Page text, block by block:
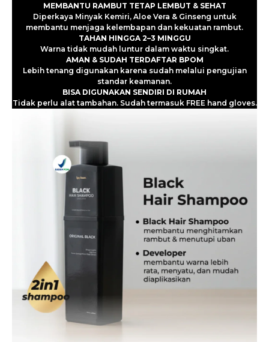
MEMBANTU RAMBUT TETAP LEMBUT & SEHAT
Diperkaya Minyak Kemiri, Aloe Vera & Ginseng untuk
membantu menjaga kelembapan dan kekuatan rambut.
TAHAN HINGGA 2–3 MINGGU
Warna tidak mudah luntur dalam waktu singkat.
AMAN & SUDAH TERDAFTAR BPOM
Lebih tenang digunakan karena sudah melalui pengujian
standar keamanan.
BISA DIGUNAKAN SENDIRI DI RUMAH
Tidak perlu alat tambahan. Sudah termasuk FREE hand gloves.